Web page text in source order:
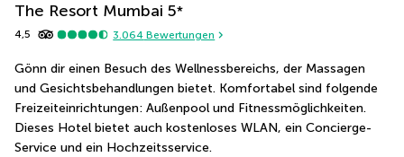
The Resort Mumbai 5*
4,5 3.064 Bewertungen
Gönn dir einen Besuch des Wellnessbereichs, der Massagen
und Gesichtsbehandlungen bietet. Komfortabel sind folgende
Freizeiteinrichtungen: Außenpool und Fitnessmöglichkeiten.
Dieses Hotel bietet auch kostenloses WLAN, ein Concierge-
Service und ein Hochzeitsservice.